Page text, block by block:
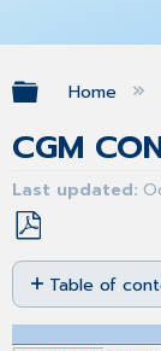
Home
CGM
Last updated
Save
as
PDF
Table of
No
headers